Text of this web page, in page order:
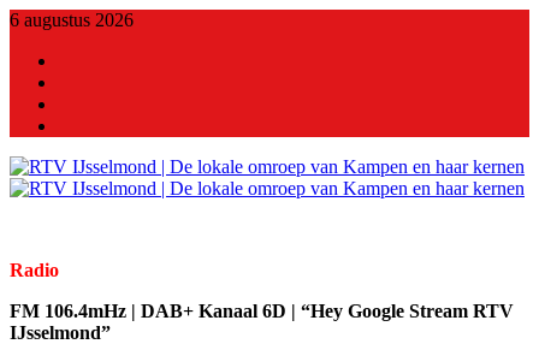
6 augustus 2026
Radio
FM 106.4mHz | DAB+ Kanaal 6D | “Hey Google Stream RTV
IJsselmond”